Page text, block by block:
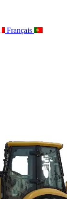
Français